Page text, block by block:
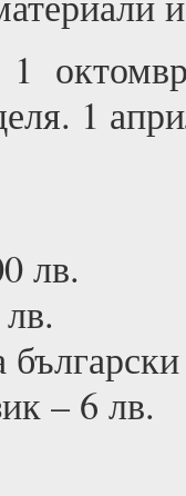
1
1
лв.
– 6 лв.